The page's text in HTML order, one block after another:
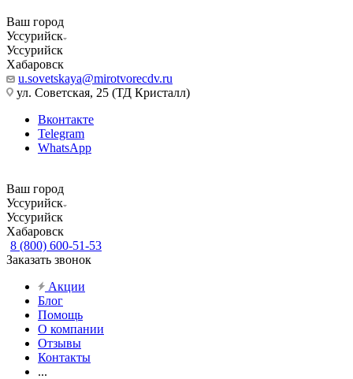
Ваш город
Уссурийск
Уссурийск
Хабаровск
u.sovetskaya@mirotvorecdv.ru
ул. Советская, 25 (ТД Кристалл)
Вконтакте
Telegram
WhatsApp
Ваш город
Уссурийск
Уссурийск
Хабаровск
8 (800) 600-51-53
Заказать звонок
Акции
Блог
Помощь
О компании
Отзывы
Контакты
...